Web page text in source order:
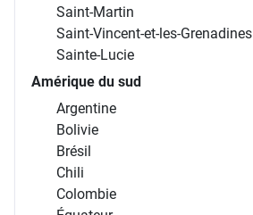
Saint-Martin
Saint-Vincent-et-les-Grenadines
Sainte-Lucie
Amérique du sud
Argentine
Bolivie
Brésil
Chili
Colombie